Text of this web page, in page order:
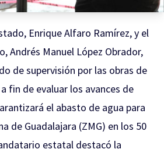
Enrique Alfaro Ramírez, y el
Andrés Manuel López Obrador,
de supervisión por las obras de
fin de evaluar los avances de
el abasto de agua para
de Guadalajara (ZMG) en los 50
estatal destacó la